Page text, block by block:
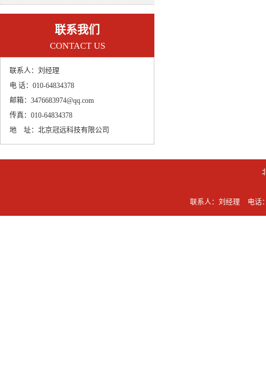
联系我们
CONTACT US
联系人： 刘经理
电 话： 010-64834378
邮箱： 3476683974@qq.com
传真： 010-64834378
地 址： 北京冠远科技有限公司
联系人：刘经理 电话